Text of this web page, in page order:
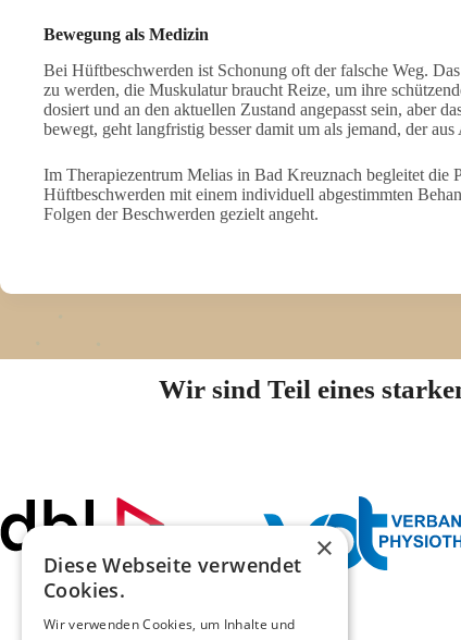
Bewegung als Medizin
Bei Hüftbeschwerden ist Schonung oft der falsche Weg.
zu werden, die Muskulatur braucht Reize, um ihre
dosiert und an den aktuellen Zustand angepasst sein, aber
bewegt, geht langfristig besser damit um als jemand, der
Im Therapiezentrum Melias in Bad Kreuznach begleitet die
Hüftbeschwerden mit einem individuell abgestimmten
Folgen der Beschwerden gezielt angeht.
Wir sind Teil eines
×
Diese Webseite verwendet
Cookies.
Wir verwenden Cookies, um Inhalte und